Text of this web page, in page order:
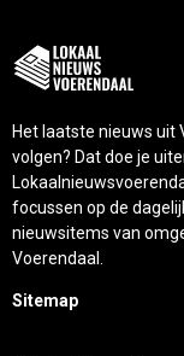
Het laatste nieuws uit
volgen? Dat doe je
focussen op de
nieuwsitems van
Voerendaal.
Sitemap